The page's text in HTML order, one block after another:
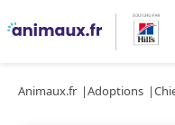
Animaux.fr Adoptions